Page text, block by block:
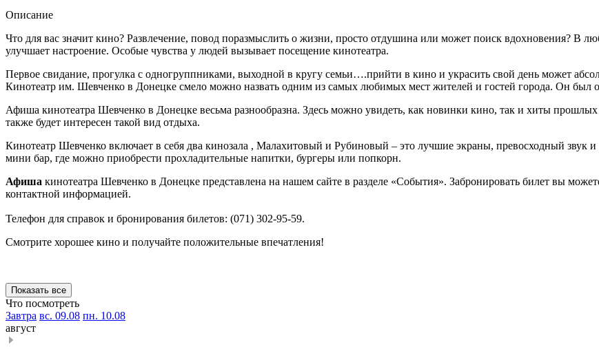
Описание
Что для вас значит кино? Развлечение, повод поразмыслить о жизни, просто отдушина или может поиск вдохновения? В
улучшает настроение. Особые чувства у людей вызывает посещение кинотеатра.
Первое свидание, прогулка с одногруппниками, выходной в кругу семьи….прийти в кино и украсить свой день может
Кинотеатр им. Шевченко в Донецке смело можно назвать одним из самых любимых мест жителей и гостей города. Он был
Афиша кинотеатра Шевченко в Донецке весьма разнообразна. Здесь можно увидеть, как новинки кино, так и хиты
также будет интересен такой вид отдыха.
Кинотеатр Шевченко включает в себя два кинозала , Малахитовый и Рубиновый – это лучшие экраны, превосходный звук
мини бар, где можно приобрести прохладительные напитки, бургеры или попкорн.
Афиша кинотеатра Шевченко в Донецке представлена на нашем сайте в разделе «События». Забронировать билет вы
контактной информацией.
Телефон для справок и бронирования билетов: (071) 302-95-59.
Смотрите хорошее кино и получайте положительные впечатления!
Показать все
Что поcмотреть
Завтра вс. 09.08 пн. 10.08
август